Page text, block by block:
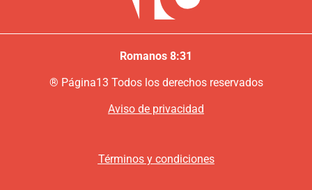
Romanos 8:31
® Página13 Todos los derechos reservados
Aviso de privacidad
Términos y condiciones